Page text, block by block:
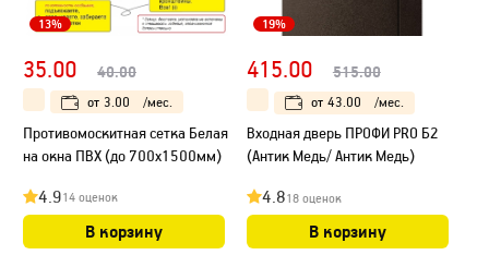
13%
35.00 40.00
от 3.00 /мес.
Противомоскитная сетка Белая
на окна ПВХ (до 700х1500мм)
4.914 оценок
В корзину
19%
415.00 515.00
от 43.00 /мес.
Входная дверь ПРОФИ PRO Б2
(Антик Медь/ Антик Медь)
4.818 оценок
В корзину